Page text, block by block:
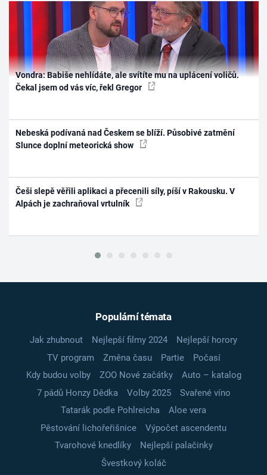
Vondra: Babiše nehlídáte, ale svítíte mu na uplácení voličů.
Čekal jsem od vás víc, řekl Gregor
Nebeská podívaná nad Českem se blíží. Působivé zatmění
Slunce doplní meteorická show
Češi slepě věřili aplikaci a přecenili síly, píší v Rakousku. V
Alpách je zachraňoval vrtulník
Populární témata
Jak zhubnout Nejlepší filmy 2024
Nejlepší horory
TV program
Změna času Partie
Počasí
Kdy budou volby
ZOO Nové začátky
Auto – katalog
7 pádů Honzy Dědka
Volby 2025
Svařené víno
Tatarák podle Pohlreicha
Aloe vera
Pěstování lichořeřišnice
Výpočet ascendentu
Tvarohové knedlíky
Nejlepší palačinky
Švestkový koláč